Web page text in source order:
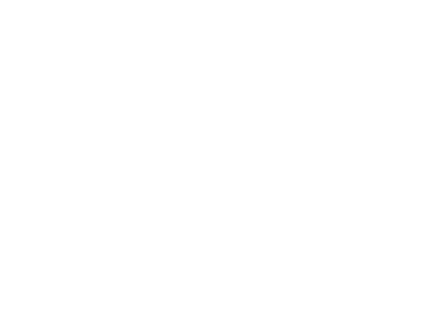
obbligo di preavviso, quindi riferirsi sempre ai siti web dei rispettivi